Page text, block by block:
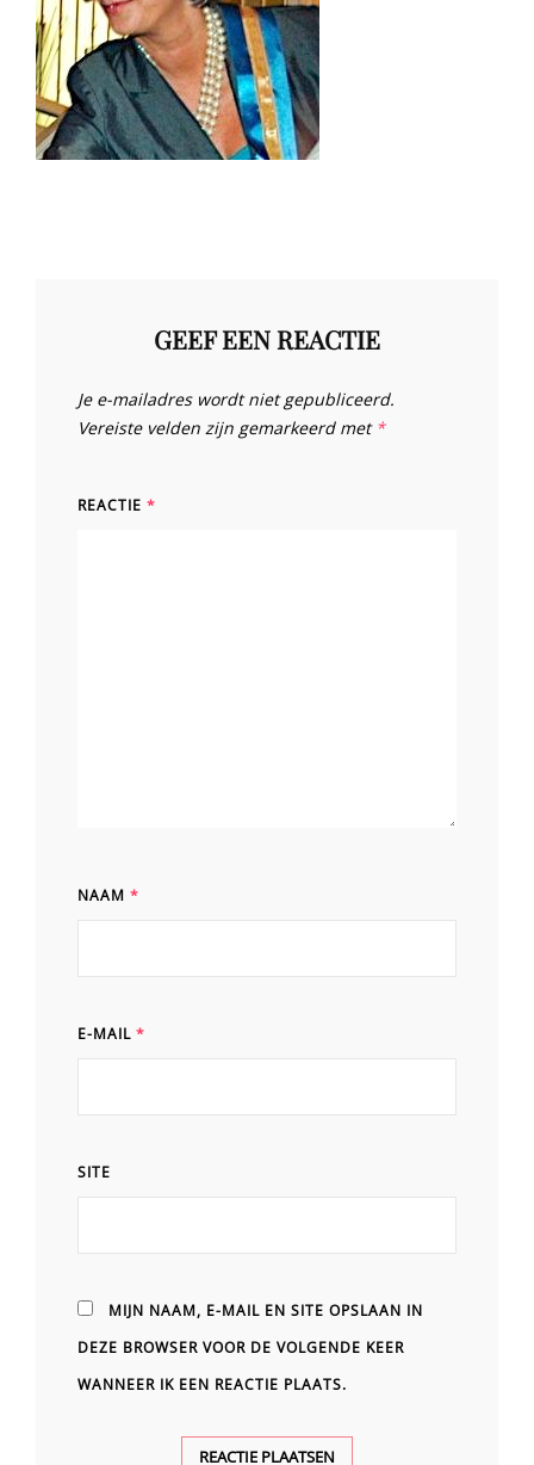
GEEF EEN REACTIE
Je e-mailadres wordt niet gepubliceerd.
Vereiste velden zijn gemarkeerd met *
REACTIE *
NAAM *
E-MAIL *
SITE
MIJN NAAM, E-MAIL EN SITE OPSLAAN IN
DEZE BROWSER VOOR DE VOLGENDE KEER
WANNEER IK EEN REACTIE PLAATS.